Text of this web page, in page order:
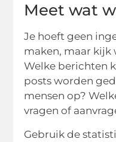
Meet wat
Je hoeft geen
maken, maar kijk
Welke berichten
posts worden
mensen op?
vragen of
Gebruik de